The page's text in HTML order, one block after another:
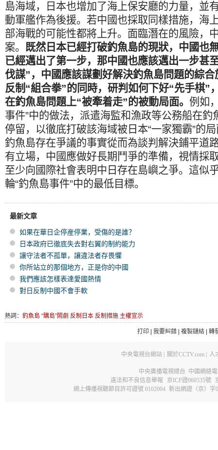
島海域，日本也增加了海上保安廳的力量，並
動軍艦作為後援。若中國也採取同樣措施，海
部海戰的可能性都將上升。面臨潛在的風險，
案。 既然日本已經打破釣魚島的現狀，中國也
已經邁出了第一步，那中國也應該邁出一步甚
伐謀”，中國應該謀劃好解決釣魚島問題的綜
反制“組合拳”的同時，研判如何下好“先手棋”
在釣魚島問題上“被牽着走”的被動局面。 例如
事件”中的做法，派遣海監和漁政等公務船在釣
停留，以徹底打破該海域被日本“一家獨霸”的
釣魚島存在爭議的事實從而為談判解決鋪平道
有立場，中國應做好長期鬥爭的準備，視情採
至少向國際社會表明中日存在島嶼之爭。這似
輪“釣魚島事件”中的最低目標。
最新文章
如果在華日企停産停業，受傷的是誰？
日本政府已徹底失去對右翼的制約能力
讓守法者不孤單，讓違法者存畏懼
你所站立的那個地方，正是你的中國
我們應該怎樣表達愛國熱情
對日反制中國不會手軟
熱詞： 釣魚島 “購島”鬧劇 反制日本 反制措施 主權宣示
打印 我要糾錯 複製鏈結 轉
中央電視台網站 關於CCTV.com 人
中央廣播電視總台 中國網絡
違法和不良信息舉報
京ICP證060535號
網上傳播視聽節目許可證號 0102004 新出網證（京）